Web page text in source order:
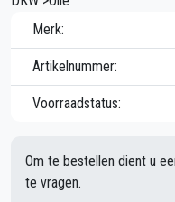
Merk:
Artikelnummer:
Voorraadstatus:
Om te bestellen dient u
te vragen.